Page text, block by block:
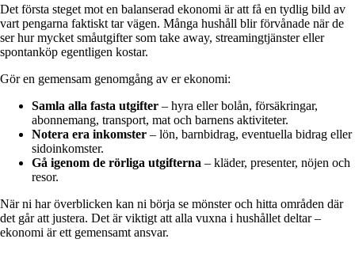
Det första steget mot en balanserad ekonomi är att få en tydlig bild av
vart pengarna faktiskt tar vägen. Många hushåll blir förvånade när de
ser hur mycket småutgifter som take away, streamingtjänster eller
spontanköp egentligen kostar.
Gör en gemensam genomgång av er ekonomi:
Samla alla fasta utgifter – hyra eller bolån, försäkringar,
abonnemang, transport, mat och barnens aktiviteter.
Notera era inkomster – lön, barnbidrag, eventuella bidrag eller
sidoinkomster.
Gå igenom de rörliga utgifterna – kläder, presenter, nöjen och
resor.
När ni har överblicken kan ni börja se mönster och hitta områden där
det går att justera. Det är viktigt att alla vuxna i hushållet deltar –
ekonomi är ett gemensamt ansvar.